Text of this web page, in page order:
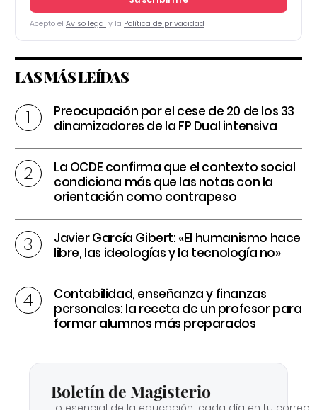
Acepto el Aviso legal y la Política de privacidad
LAS MÁS LEÍDAS
Preocupación por el cese de 20 de los 33
dinamizadores de la FP Dual intensiva
La OCDE confirma que el contexto social
condiciona más que las notas con la
orientación como contrapeso
Javier García Gibert: «El humanismo hace
libre, las ideologías y la tecnología no»
Contabilidad, enseñanza y finanzas
personales: la receta de un profesor para
formar alumnos más preparados
Boletín de Magisterio